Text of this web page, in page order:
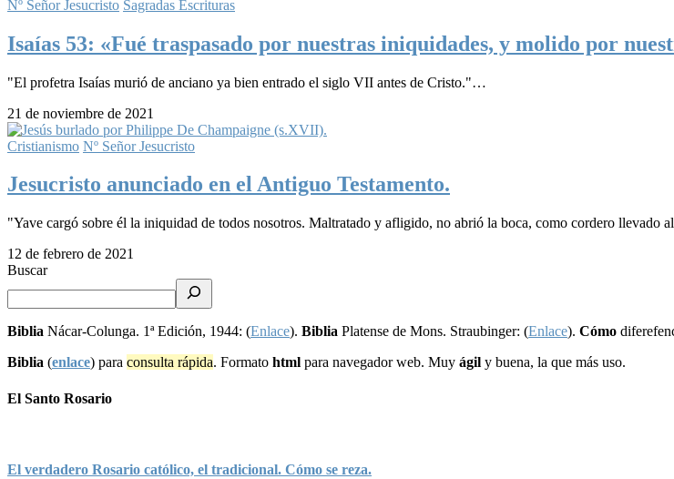
Nº Señor Jesucristo Sagradas Escrituras
Isaías 53: «Fué traspasado por nuestras iniquidades, y molido por
"El profetra Isaías murió de anciano ya bien entrado el siglo VII antes de Cristo."…
21 de noviembre de 2021
Cristianismo Nº Señor Jesucristo
Jesucristo anunciado en el Antiguo Testamento.
"Yave cargó sobre él la iniquidad de todos nosotros. Maltratado y afligido, no abrió la boca, como cordero llevado
12 de febrero de 2021
Buscar
Biblia Nácar-Colunga. 1ª Edición, 1944: (Enlace). Biblia Platense de Mons. Straubinger: (Enlace). Cómo
Biblia (enlace) para consulta rápida. Formato html para navegador web. Muy ágil y buena, la que más uso.
El Santo Rosario
El verdadero Rosario católico, el tradicional. Cómo se reza.